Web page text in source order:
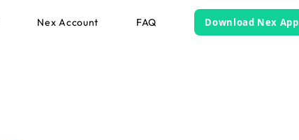
Nex Account FAQ Download Nex App